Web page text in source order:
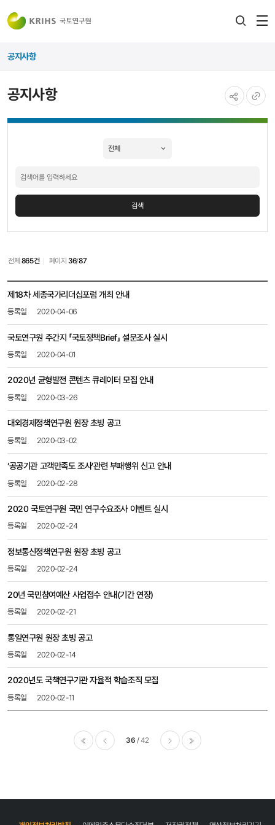
공지사항
공지사항
검색
전체 865건 페이지36/87
목록
-
번호,
제목,
첨부파일,
조회수
제18차 세종국가리더십포럼 개최 안내
2020-04-06
국토연구원 주간지 「국토정책Brief」 설문조사​ 실시
2020-04-01
2020년 균형발전 콘텐츠 큐레이터 모집 안내
2020-03-26
대외경제정책연구원​ 원장 초빙 공고
2020-03-02
‘공공기관 고객만족도 조사’관련 부패행위 신고 안내
2020-02-28
2020 국토연구원 국민 연구수요조사 이벤트 실시
2020-02-24
정보통신정책연구원​ 원장 초빙 공고
2020-02-24
20년 국민참여예산 사업접수 안내(기간 연장)
2020-02-21
통일연구원 원장 초빙 공고
2020-02-14
2020년도 국책연구기관 자율적 학습조직 모집
2020-02-11
36 42